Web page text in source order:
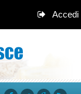
Accedi